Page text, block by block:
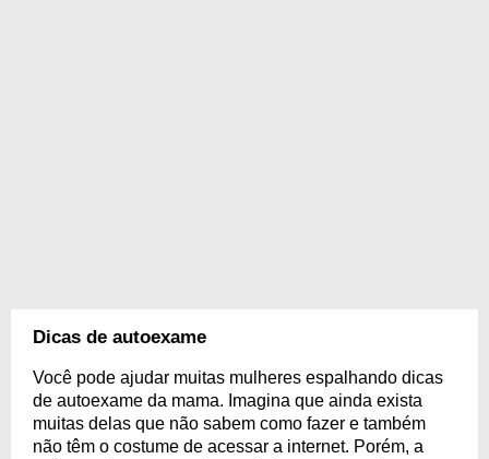
Dicas de autoexame
Você pode ajudar muitas mulheres espalhando dicas
de autoexame da mama. Imagina que ainda exista
muitas delas que não sabem como fazer e também
não têm o costume de acessar a internet. Porém, a